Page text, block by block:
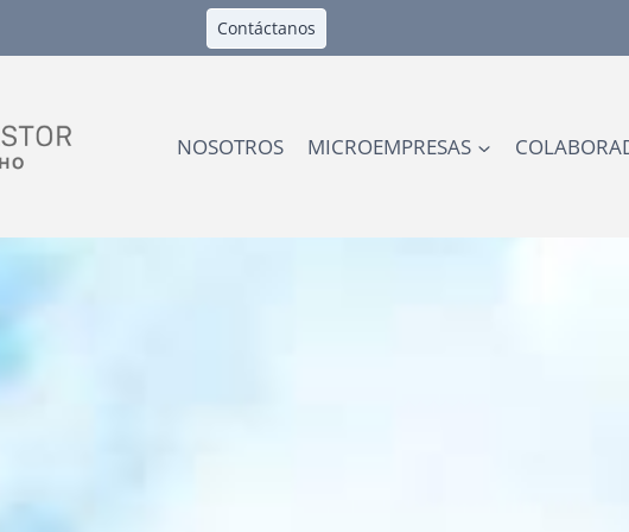
Contáctanos
NOSOTROS MICROEMPRESAS